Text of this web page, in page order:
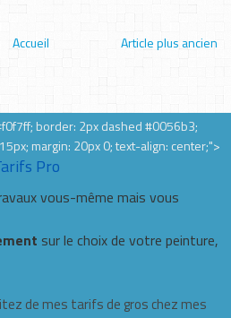
Article plus ancien
Accueil
border: 2px dashed #0056b3;
margin: 20px 0; text-align: center;">
Pro
vous-même mais vous
sur le choix de votre peinture,
de mes tarifs de gros chez mes